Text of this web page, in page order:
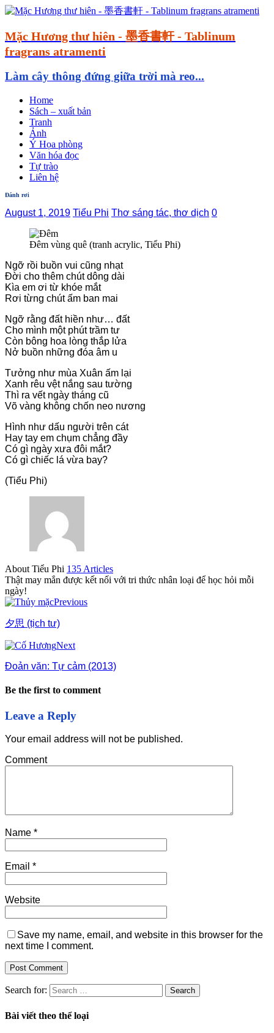
Mặc Hương thư hiên - 墨香書軒 - Tablinum
fragrans atramenti
Làm cây thông đứng giữa trời mà reo...
Home
Sách – xuất bản
Tranh
Ảnh
Ý Họa phòng
Văn hóa đọc
Tự trào
Liên hệ
Đánh rơi
August 1, 2019 Tiểu Phi Thơ sáng tác, thơ dịch 0
Đêm vùng quê (tranh acrylic, Tiểu Phi)
Ngỡ rồi buồn vui cũng nhạt
Đời cho thêm chút dông dài
Kìa em ơi từ khóe mắt
Rơi từng chút ấm ban mai
Ngỡ rằng đất hiền như… đất
Cho mình một phút trầm tư
Còn bông hoa lòng thắp lửa
Nở buồn những đóa âm u
Tưởng như mùa Xuân ấm lại
Xanh rêu vệt nắng sau tường
Thì ra vết ngày tháng cũ
Võ vàng không chốn neo nương
Hình như dấu người trên cát
Hay tay em chụm chẳng đầy
Có gì ngày xưa đôi mắt?
Có gì chiếc lá vừa bay?
(Tiểu Phi)
About Tiểu Phi 135 Articles
Thật may mắn được kết nối với tri thức nhân loại để học hỏi mỗi
ngày!
Previous
夕思 (tịch tư)
Next
Đoản văn: Tự cảm (2013)
Be the first to comment
Leave a Reply
Your email address will not be published.
Comment
Name *
Email *
Website
Save my name, email, and website in this browser for the
next time I comment.
Search for:
Bài viết theo thể loại